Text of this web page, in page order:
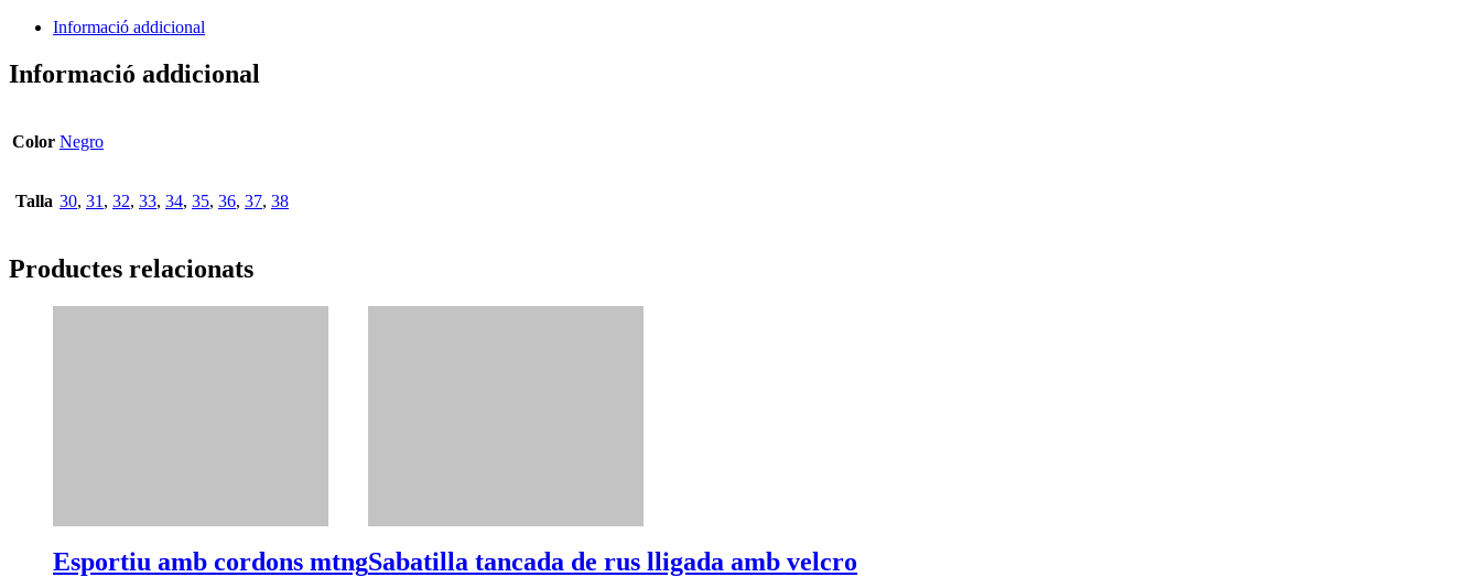
Informació addicional
Informació addicional
Color Negro
Talla 30, 31 , 32, 33, 34, 35, 36, 37, 38
Productes relacionats
Esportiu amb cordons mtngSabatilla tancada de rus lligada amb velcro